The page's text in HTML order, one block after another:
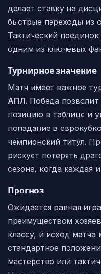
делает ставку на
быстрые переходы из
Тактический
одним из ключевых
Турнирное значение
Матч имеет важное
АПЛ. Победа
позицию в таблице и
попадание в
чемпионский титул.
рискует потерять
сезона, когда каждая
Прогноз
Ожидается равная
преимуществом
классу, и исход
стандартное
мастерство или